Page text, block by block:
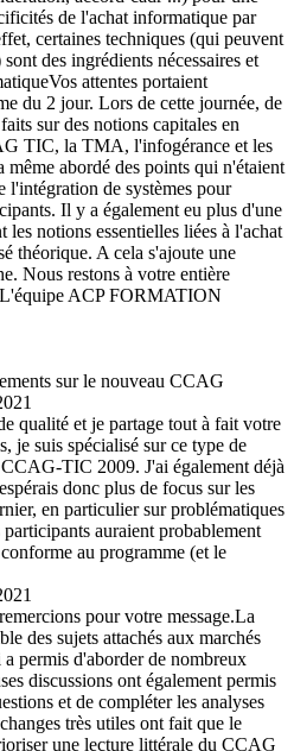
de l'achat informatique par
certaines techniques (qui peuvent
des ingrédients nécessaires et
attentes portaient
du 2 jour. Lors de cette journée, de
sur des notions capitales en
TIC, la TMA, l'infogérance et les
abordé des points qui n'étaient
l'intégration de systèmes pour
Il y a également eu plus d'une
les notions essentielles liées à l'achat
théorique. A cela s'ajoute une
Nous restons à votre entière
ACP FORMATION
sur le nouveau CCAG
qualité et je partage tout à fait votre
je suis spécialisé sur ce type de
TIC 2009. J'ai également déjà
donc plus de focus sur les
en particulier sur problématiques
auraient probablement
au programme (et le
pour votre message.La
des sujets attachés aux marchés
permis d'aborder de nombreux
discussions ont également permis
et de compléter les analyses
très utiles ont fait que le
une lecture littérale du CCAG